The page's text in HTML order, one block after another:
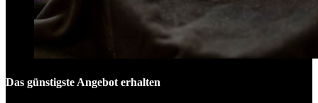
Das günstigste Angebot erhalten